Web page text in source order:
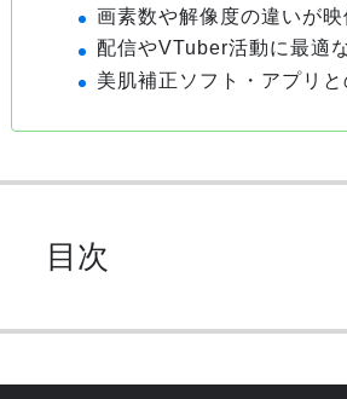
画素数や解像度の違いが
配信やVTuber活動に最適
美肌補正ソフト・アプリ
目次